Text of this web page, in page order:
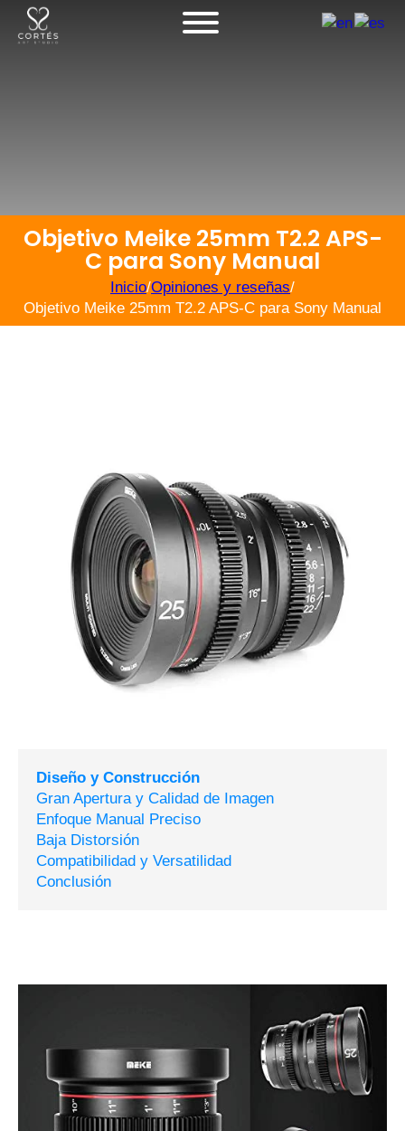
Objetivo Meike 25mm T2.2 APS-
C para Sony Manual
Inicio/Opiniones y reseñas/
Objetivo Meike 25mm T2.2 APS-C para Sony Manual
Diseño y Construcción
Gran Apertura y Calidad de Imagen
Enfoque Manual Preciso
Baja Distorsión
Compatibilidad y Versatilidad
Conclusión